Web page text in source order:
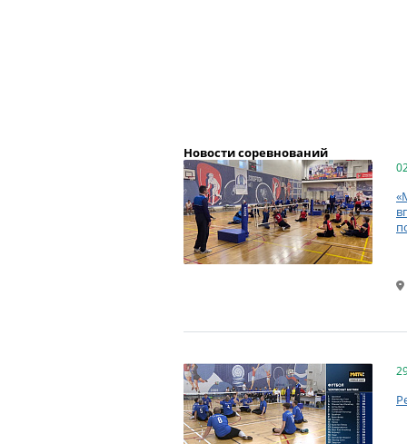
Новости соревнований